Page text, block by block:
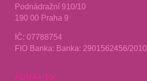
Podnádražní 910/10
190 00 Praha 9
IČ: 07788754
FIO Banka: Banka: 2901562456/2010
AURA P10